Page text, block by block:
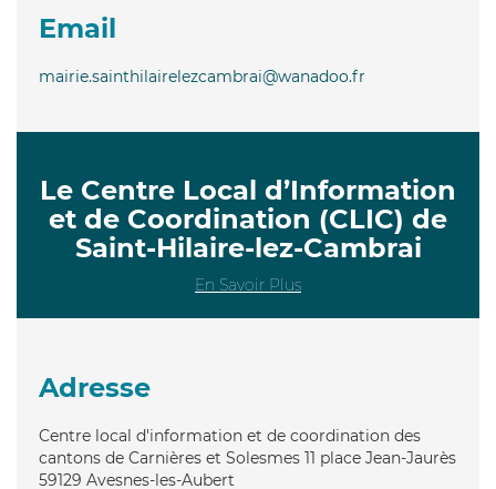
Email
mairie.sainthilairelezcambrai@wanadoo.fr
Le Centre Local d’Information
et de Coordination (CLIC) de
Saint-Hilaire-lez-Cambrai
En Savoir Plus
Adresse
Centre local d'information et de coordination des
cantons de Carnières et Solesmes 11 place Jean-Jaurès
59129 Avesnes-les-Aubert